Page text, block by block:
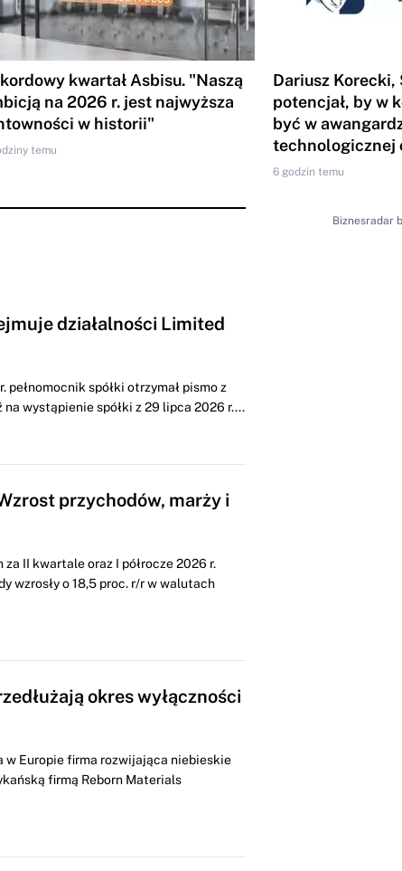
kwartał Asbisu. "Naszą
na 2026 r. jest najwyższa
w historii"
temu
Dariusz
potencjał, by w
być w
technologicznej
6 godzin temu
działalności Limited
pełnomocnik spółki otrzymał pismo z
wystąpienie spółki z 29 lipca 2026 r....
przychodów, marży i
II kwartale oraz I półrocze 2026 r.
wzrosły o 18,5 proc. r/r w walutach
okres wyłączności
w Europie firma rozwijająca niebieskie
firmą Reborn Materials
Biznesradar